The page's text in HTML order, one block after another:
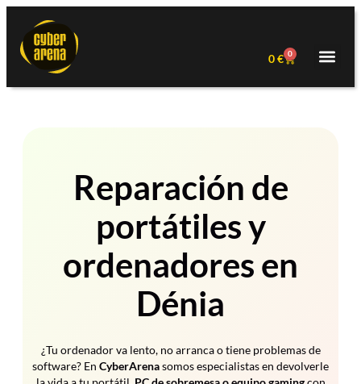
0€ 0
Reparación de
portátiles y
ordenadores en
Dénia
¿Tu ordenador va lento, no arranca o tiene problemas de
software? En CyberArenasomos especialistas en devolverle